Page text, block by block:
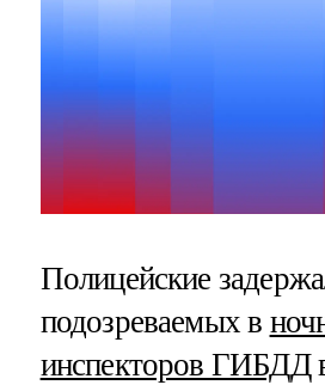
Полицейские
подозреваемых в
инспекторов ГИБДД